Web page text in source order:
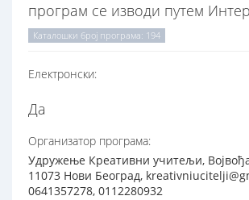
програм се изводи путем
Каталошки број програма: 194
Електронски:
Да
Организатор програма:
Удружење Креативни учитељи,
11073 Нови Београд,
0641357278, 0112280932